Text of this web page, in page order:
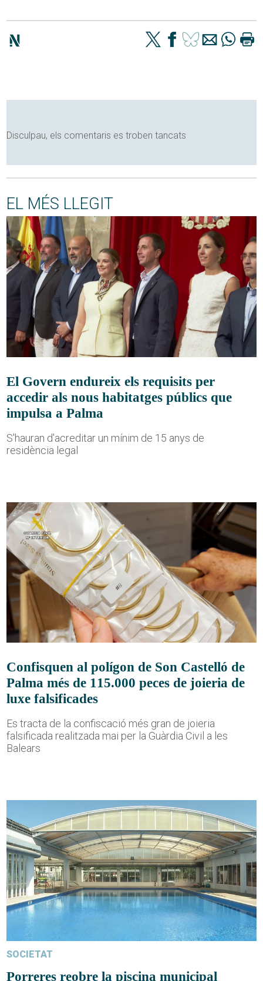
Disculpau, els comentaris es troben tancats
EL MÉS LLEGIT
El Govern endureix els requisits per
accedir als nous habitatges públics que
impulsa a Palma
S'hauran d'acreditar un mínim de 15 anys de
residència legal
Confisquen al polígon de Son Castelló de
Palma més de 115.000 peces de joieria de
luxe falsificades
Es tracta de la confiscació més gran de joieria
falsificada realitzada mai per la Guàrdia Civil a les
Balears
SOCIETAT
Porreres reobre la piscina municipal